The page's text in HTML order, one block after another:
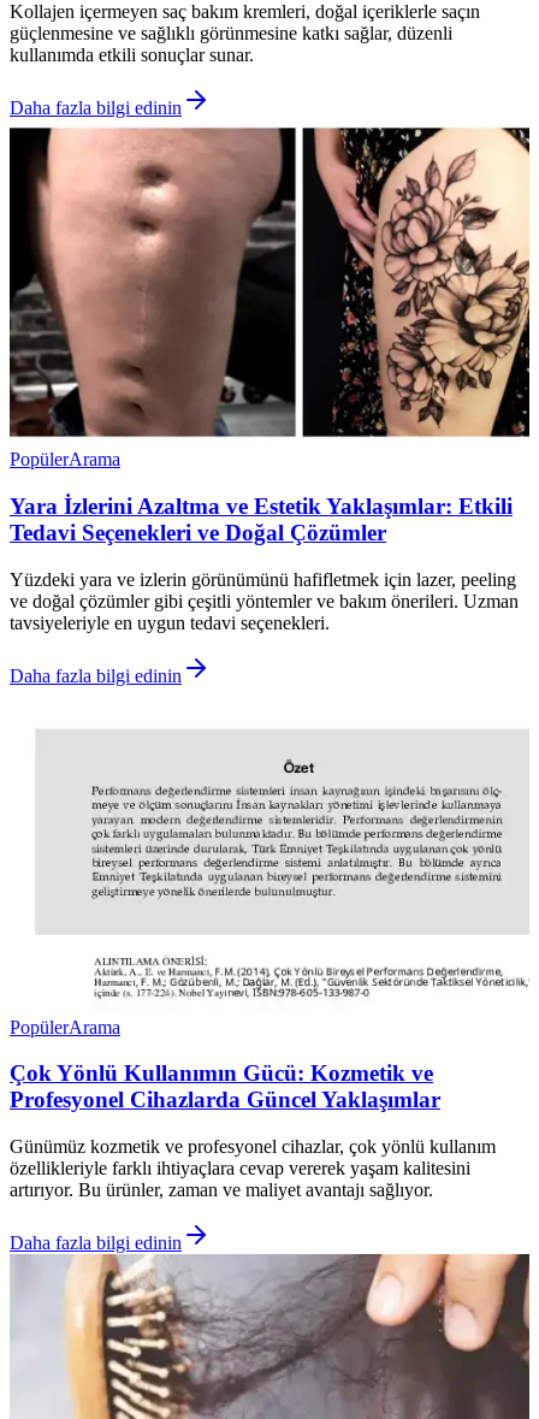
Kollajen içermeyen saç bakım kremleri, doğal içeriklerle saçın
güçlenmesine ve sağlıklı görünmesine katkı sağlar, düzenli
kullanımda etkili sonuçlar sunar.
Daha fazla bilgi edinin
PopülerArama
Yara İzlerini Azaltma ve Estetik Yaklaşımlar: Etkili
Tedavi Seçenekleri ve Doğal Çözümler
Yüzdeki yara ve izlerin görünümünü hafifletmek için lazer, peeling
ve doğal çözümler gibi çeşitli yöntemler ve bakım önerileri. Uzman
tavsiyeleriyle en uygun tedavi seçenekleri.
Daha fazla bilgi edinin
PopülerArama
Çok Yönlü Kullanımın Gücü: Kozmetik ve
Profesyonel Cihazlarda Güncel Yaklaşımlar
Günümüz kozmetik ve profesyonel cihazlar, çok yönlü kullanım
özellikleriyle farklı ihtiyaçlara cevap vererek yaşam kalitesini
artırıyor. Bu ürünler, zaman ve maliyet avantajı sağlıyor.
Daha fazla bilgi edinin